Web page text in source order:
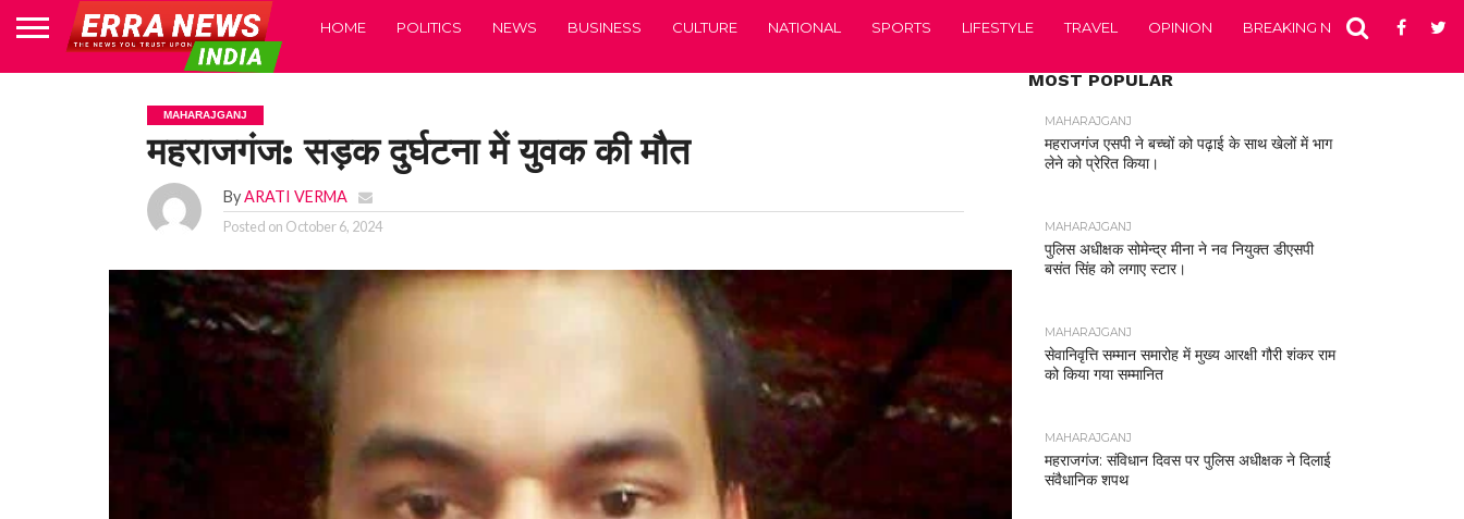
HOME POLITICS NEWS BUSINESS CULTURE NATIONAL SPORTS LIFESTYLE TRAVEL OPINION BREAKING NEWS
MAHARAJGANJ
महराजगंज: सड़क दुर्घटना में युवक की मौत
ByARATI VERMA
Posted on October 6, 2024
MOST POPULAR
MAHARAJGANJ
महराजगंज एसपी ने बच्चों को पढ़ाई के साथ खेलों में भाग
लेने को प्रेरित किया।
MAHARAJGANJ
पुलिस अधीक्षक सोमेन्द्र मीना ने नव नियुक्त डीएसपी
बसंत सिंह को लगाए स्टार।
MAHARAJGANJ
सेवानिवृत्ति सम्मान समारोह में मुख्य आरक्षी गौरी शंकर राम
को किया गया सम्मानित
MAHARAJGANJ
महराजगंज: संविधान दिवस पर पुलिस अधीक्षक ने दिलाई
संवैधानिक शपथ